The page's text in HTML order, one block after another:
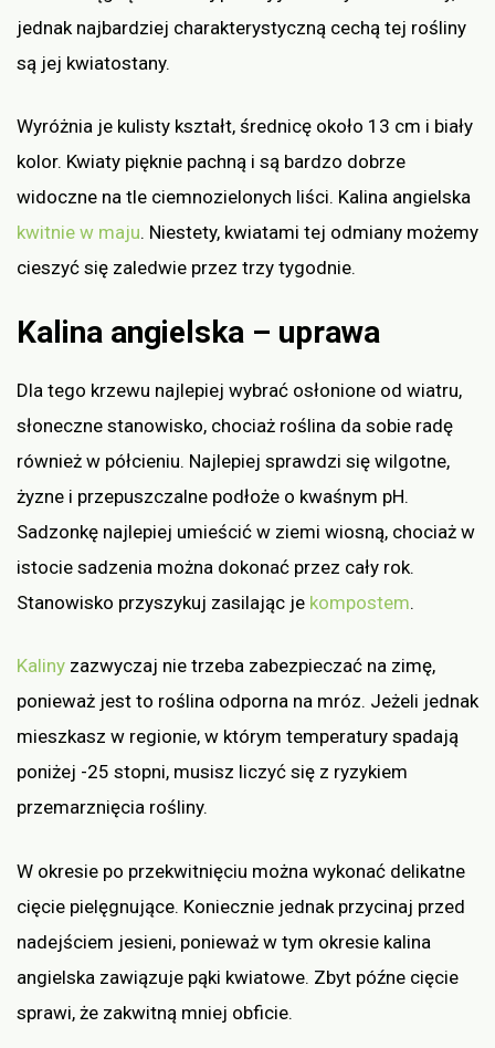
jednak najbardziej charakterystyczną cechą tej rośliny
są jej kwiatostany.
Wyróżnia je kulisty kształt, średnicę około 13 cm i biały
kolor. Kwiaty pięknie pachną i są bardzo dobrze
widoczne na tle ciemnozielonych liści. Kalina angielska
kwitnie w maju. Niestety, kwiatami tej odmiany możemy
cieszyć się zaledwie przez trzy tygodnie.
Kalina angielska – uprawa
Dla tego krzewu najlepiej wybrać osłonione od wiatru,
słoneczne stanowisko, chociaż roślina da sobie radę
również w półcieniu. Najlepiej sprawdzi się wilgotne,
żyzne i przepuszczalne podłoże o kwaśnym pH.
Sadzonkę najlepiej umieścić w ziemi wiosną, chociaż w
istocie sadzenia można dokonać przez cały rok.
Stanowisko przyszykuj zasilając je kompostem.
Kaliny zazwyczaj nie trzeba zabezpieczać na zimę,
ponieważ jest to roślina odporna na mróz. Jeżeli jednak
mieszkasz w regionie, w którym temperatury spadają
poniżej -25 stopni, musisz liczyć się z ryzykiem
przemarznięcia rośliny.
W okresie po przekwitnięciu można wykonać delikatne
cięcie pielęgnujące. Koniecznie jednak przycinaj przed
nadejściem jesieni, ponieważ w tym okresie kalina
angielska zawiązuje pąki kwiatowe. Zbyt późne cięcie
sprawi, że zakwitną mniej obficie.